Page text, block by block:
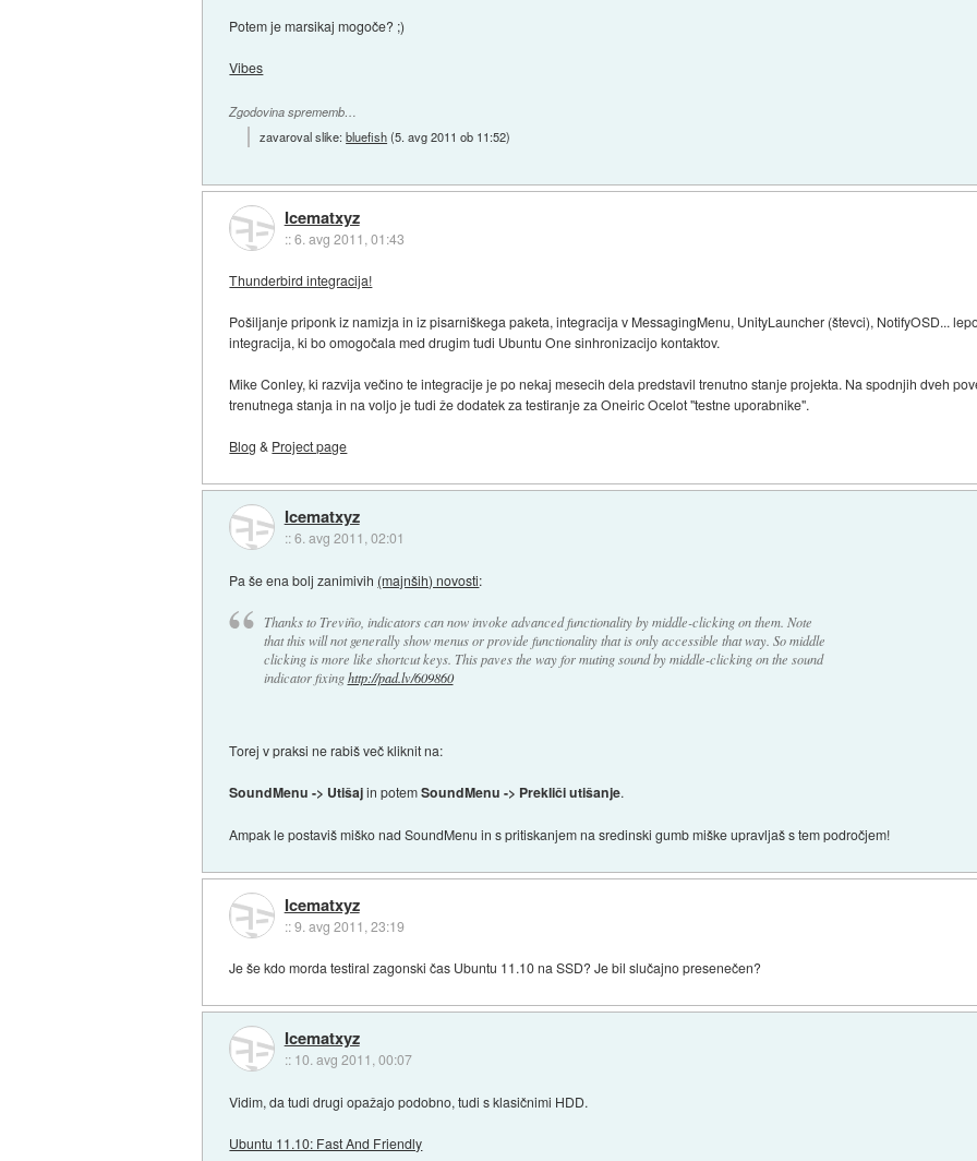
Potem je marsikaj mogoče? ;)
Vibes
Zgodovina sprememb…
zavaroval slike:bluefish(5. avg 2011 ob 11:52)
Icematxyz
::6. avg 2011, 01:43
Thunderbird integracija!
Pošiljanje priponk iz namizja in iz pisarniškega paketa, integracija v MessagingMenu, UnityLauncher (števci), NotifyOSD...
integracija, ki bo omogočala med drugim tudi Ubuntu One sinhronizacijo kontaktov.
Mike Conley, ki razvija večino te integracije je po nekaj mesecih dela predstavil trenutno stanje projekta. Na spodnjih dveh
trenutnega stanja in na voljo je tudi že dodatek za testiranje za Oneiric Ocelot "testne uporabnike".
Blog & Project page
Icematxyz
::6. avg 2011, 02:01
Pa še ena bolj zanimivih (majnših) novosti:
Thanks to Treviño, indicators can now invoke advanced functionality by middle-clicking on them. Note
that this will not generally show menus or provide functionality that is only accessible that way. So middle
clicking is more like shortcut keys. This paves the way for muting sound by middle-clicking on the sound
indicator fixinghttp://pad.lv/609860
Torej v praksi ne rabiš več kliknit na:
SoundMenu -> Utišajin potemSoundMenu -> Prekliči utišanje.
Ampak le postaviš miško nad SoundMenu in s pritiskanjem na sredinski gumb miške upravljaš s tem področjem!
Icematxyz
::9. avg 2011, 23:19
Je še kdo morda testiral zagonski čas Ubuntu 11.10 na SSD? Je bil slučajno presenečen?
Icematxyz
:: 10. avg 2011, 00:07
Vidim, da tudi drugi opažajo podobno, tudi s klasičnimi HDD.
Ubuntu 11.10: Fast And Friendly